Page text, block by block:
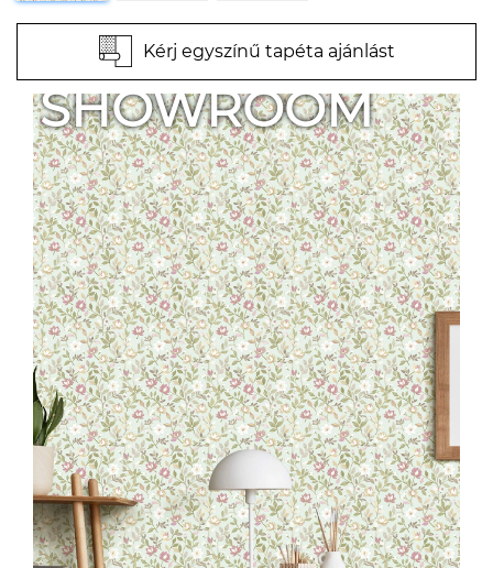
Kérj egyszínű tapéta ajánlást
SHOWROOM